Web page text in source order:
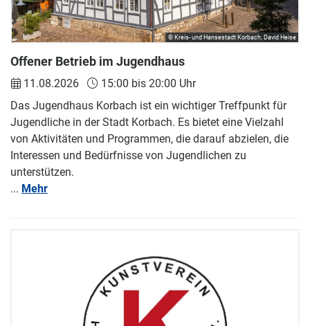
Offener Betrieb im Jugendhaus
11.08.2026
15:00 bis 20:00 Uhr
Das Jugendhaus Korbach ist ein wichtiger Treffpunkt für
Jugendliche in der Stadt Korbach. Es bietet eine Vielzahl
von Aktivitäten und Programmen, die darauf abzielen, die
Interessen und Bedürfnisse von Jugendlichen zu
unterstützen.
... Mehr
© Kreis- und Hansestadt Korbach, David Heise